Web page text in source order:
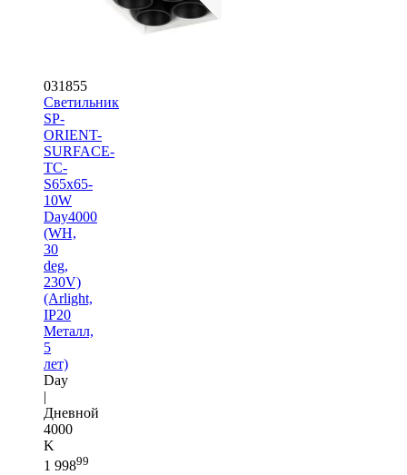
031855
Светильник
SP-
ORIENT-
SURFACE-
TC-
S65x65-
10W
Day4000
(WH,
30
deg,
230V)
(Arlight,
IP20
Металл,
5
лет)
Day
|
Дневной
4000
K
1 99899